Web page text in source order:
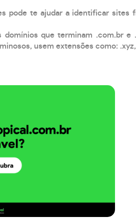
pode te ajudar a identificar sites
domínios que terminam .com.br e
usem extensões como: